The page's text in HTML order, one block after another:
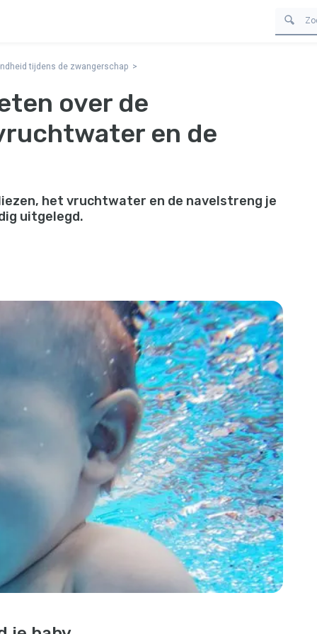
tijdens de zwangerschap
over de
en de
het vruchtwater en de navelstreng je
uitgelegd.